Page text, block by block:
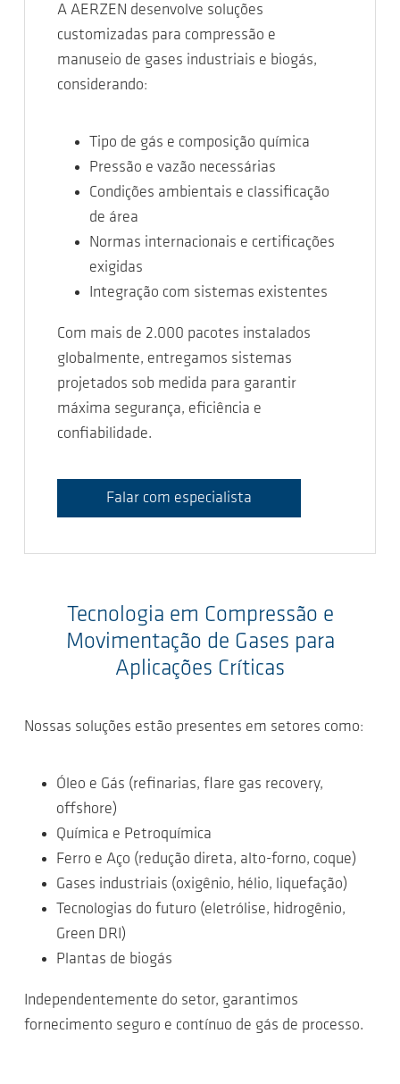
A AERZEN desenvolve soluções
customizadas para compressão e
manuseio de gases industriais e biogás,
considerando:
Tipo de gás e composição química
Pressão e vazão necessárias
Condições ambientais e classificação
de área
Normas internacionais e certificações
exigidas
Integração com sistemas existentes
Com mais de 2.000 pacotes instalados
globalmente, entregamos sistemas
projetados sob medida para garantir
máxima segurança, eficiência e
confiabilidade.
Falar com especialista
Tecnologia em Compressão e
Movimentação de Gases para
Aplicações Críticas
Nossas soluções estão presentes em setores como:
Óleo e Gás (refinarias, flare gas recovery,
offshore)
Química e Petroquímica
Ferro e Aço (redução direta, alto-forno, coque)
Gases industriais (oxigênio, hélio, liquefação)
Tecnologias do futuro (eletrólise, hidrogênio,
Green DRI)
Plantas de biogás
Independentemente do setor, garantimos
fornecimento seguro e contínuo de gás de processo.